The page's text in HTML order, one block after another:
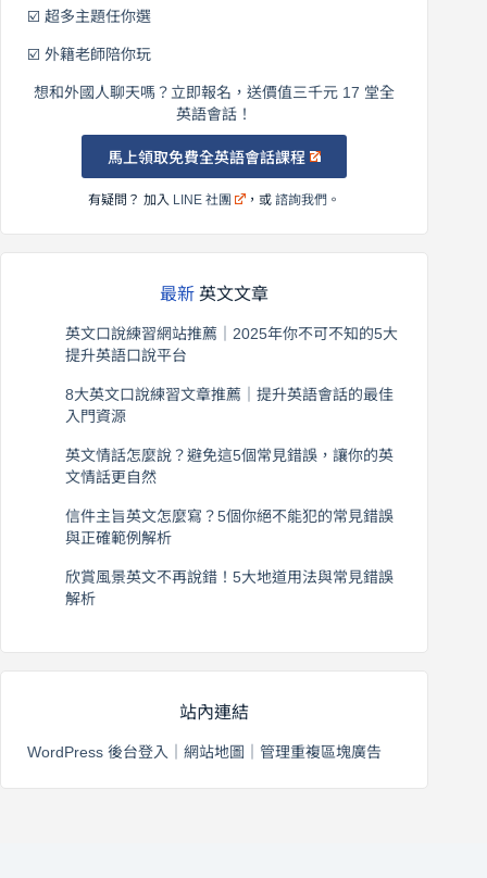
☑️ 超多主題任你選
☑️ 外籍老師陪你玩
想和外國人聊天嗎？立即報名，送價值三千元 17 堂全
英語會話！
馬上領取免費全英語會話課程
有疑問？ 加入 LINE 社團 ，或諮詢我們 。
最新 英文文章
英文口說練習網站推薦｜2025年你不可不知的5大
提升英語口說平台
8大英文口說練習文章推薦｜提升英語會話的最佳
入門資源
英文情話怎麼說？避免這5個常見錯誤，讓你的英
文情話更自然
信件主旨英文怎麼寫？5個你絕不能犯的常見錯誤
與正確範例解析
欣賞風景英文不再說錯！5大地道用法與常見錯誤
解析
站內連結
WordPress 後台登入 網站地圖 管理重複區塊廣告